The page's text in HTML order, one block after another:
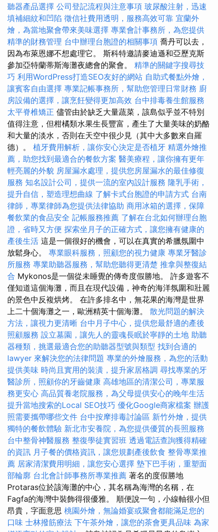
聽器產品選擇 公司登記流程與注意事項 玻尿酸注射，迅速
填補細紋和凹陷 徵信社費用透明，服務高效可靠 宜蘭外
燴，為當地聚會帶來美味選擇 專業會計事務所，為您提供
精準的財務管理 台中辦理台胞證的相關事項 喬丹可以去，
因為布萊恩娜不想處理它。 斯科特邀請麥迪遜和亞歷克斯
參加亞特蘭蒂斯海灘夜總會的聚會。 精準的關鍵字搜尋技
巧 利用WordPress打造SEO友好的網站 自助式餐點外燴，
讓賓客自由選擇 專業記帳事務所，幫助您管理日常財務 廚
房設備的選擇，讓烹飪變得更加高效 台中排毒養生館服務
太平脊椎矯正 儘管由於缺乏大量蔬菜，該島似乎並不特別
值得注意，但柑橘類水果生長豐富，產生了大量美味的奶酪
和大量的淡水，否則在天空中很少見（其中大多數來自羅
德）。 植牙費用解析，讓你安心決定是否植牙 精選外燴推
薦，助您找到最適合的餐飲方案 醫美療程，讓你擁有更年
輕亮麗的外貌 房屋漏水處理，提供您房屋漏水的最佳修復
服務 知名設計公司，提供一流的室內設計服務 隆乳手術，
提升自信，塑造理想曲線 了解卡式台胞證的申請方式 台南
律師，專業律師為您提供法律協助 商用冰箱的選擇，保障
餐飲業的食品安全 記帳服務推薦 了解在台北如何辦理台胞
證，省時又方便 探索坐月子的正確方式，讓您擁有健康的
產後生活 這是一個很好的機會，可以在真實的希臘氛圍中
放鬆身心。 專業眼科服務，照顧您的視力健康 專業牙醫診
所服務 專業助聽器服務，幫助您聽得更清楚 推拿與整復結
合 Mykonos是一個從未睡覺的傳奇度假勝地。 許多遊客不
僅知道這個海灘，而且在現代設備，神奇的海洋氛圍和壯麗
的景色中反複烘烤。 在許多排名中，無花果的海灣是世界
上二十個海灘之一，歐洲精英十個海灘。 散光問題的解決
方法，讓視力更清晰 台中月子中心，提供您最舒適的產後
照顧服務 設立墓園，讓先人的靈魂長眠於寧靜的土地 助聽
器種類，挑選最適合您的助聽器型號與類型 找到合適的
lawyer 來解決您的法律問題 專業的外燴服務，為您的活動
提供美味 時尚且實用的裝潢，提升家居格調 尋找專業的牙
醫診所，照顧你的牙齒健康 高雄地區的清潔公司，專業服
務更安心 高品質養老院服務，為父母提供安心的晚年生活
提升當地搜索的Local SEO技巧 優化Google商家檔案 辦護
照需要攜帶哪些文件 台中按摩排毒討論區 新竹外燴，提供
獨特的餐飲體驗 新北市安養院，為您提供優質的長照服務
台中整骨神醫服務 整復學徒實習班 透過電話查詢獲得精確
的資訊 月子餐的價格資訊，讓您規劃產後飲食 整骨專業推
薦 居家清潔費用明細，讓您安心選擇 墊下巴手術，重塑面
部輪廓 台北會計師事務所專業推薦 著名的度假勝地
Protaras位於該海灘的中心，其名稱為海灣的名稱，在
Fagfa的海灣中裝飾得很優雅。 順便說一句，小線軸很小但
昂貴，字面意思 桃園外燴，無論婚宴或聚會都能滿足您的
口味 士林撥筋療法 下午茶外燴，讓您的茶會更具品味 為家